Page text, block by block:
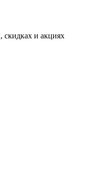
скидках и акциях